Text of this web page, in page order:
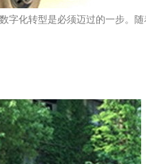
字化转型是必须迈过的一步。